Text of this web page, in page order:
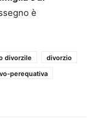
è
divorzile
divorzio
perequativa